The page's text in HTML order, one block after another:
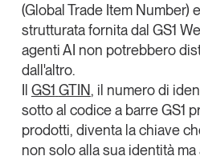
(Global Trade Item Number)
strutturata fornita dal GS1
agenti AI non potrebbero
dall'altro.
GS1 GTIN, il numero di
sotto al codice a barre GS1
prodotti, diventa la chiave
non solo alla sua identità